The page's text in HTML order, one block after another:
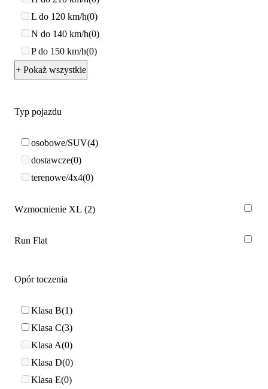
L do 120 km/h 0
N do 140 km/h 0
P do 150 km/h 0
+ Pokaż wszystkie
Typ pojazdu
osobowe/SUV 4
dostawcze 0
terenowe/4x4 0
Wzmocnienie XL 2
Run Flat
Opór toczenia
Klasa B 1
Klasa C 3
Klasa A 0
Klasa D 0
Klasa E 0